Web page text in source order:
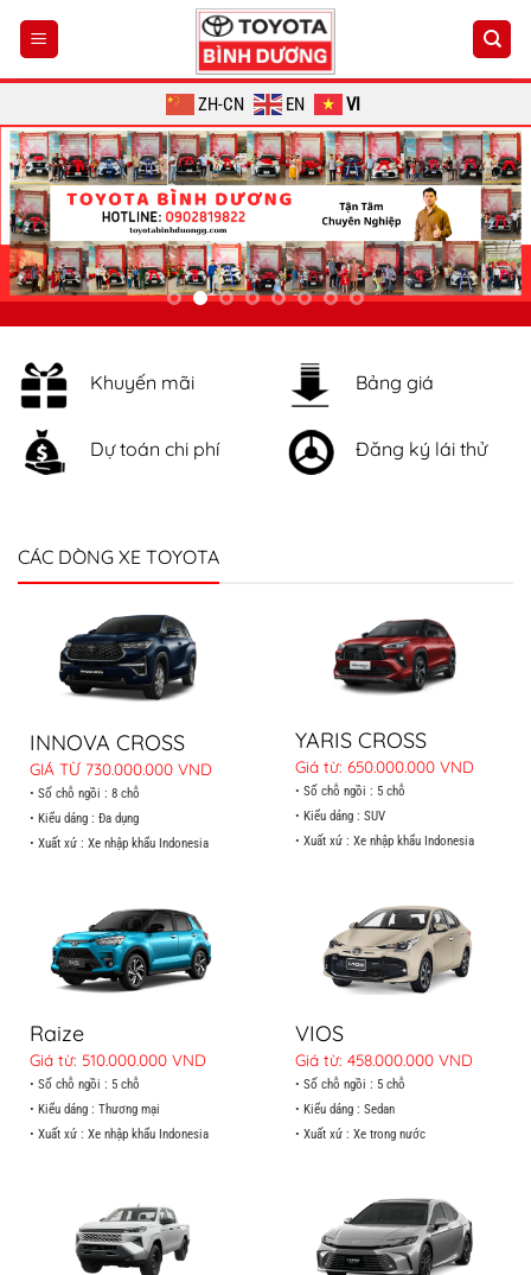
nội
ZH-CN EN VI
CÁC DÒNG XE TOYOTA
GIÁ TỪ 730.000.000 VND
• Số chỗ ngồi : 8 chỗ
• Kiểu dáng : Đa dụng
• Xuất xứ : Xe nhập khẩu Indonesia
Giá từ: 650.000.000 VND
• Số chỗ ngồi : 5 chỗ
• Kiểu dáng : SUV
• Xuất xứ : Xe nhập khẩu Indonesia
Giá từ: 510.000.000 VND
• Số chỗ ngồi : 5 chỗ
• Kiểu dáng : Thương mại
• Xuất xứ : Xe nhập khẩu Indonesia
Giá từ: 458.000.000 VND
• Số chỗ ngồi : 5 chỗ
• Kiểu dáng : Sedan
• Xuất xứ : Xe trong nước